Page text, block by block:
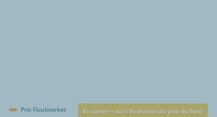
Prix Fioulmarket En savoir + sur l'évolution du prix du fioul